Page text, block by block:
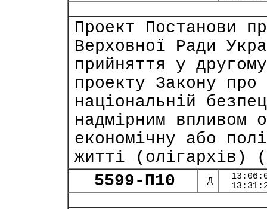
Проект Постанови
Верховної Ради
прийняття у
проекту Закону про
національній
надмірним впливом
економічну або
житті (олігархів)
5599-П10
Д